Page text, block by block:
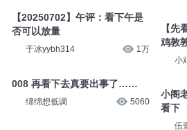
【20250702】午评：看下午是
否可以放量
于冰yybh314 1万
008 再看下去真要出事了……
绵绵想低调 5060
【先
鸡敦
小
小阁
看下
伍